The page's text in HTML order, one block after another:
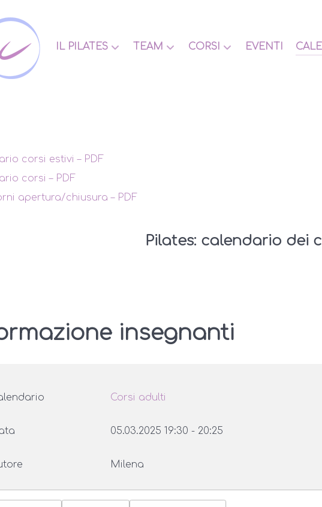
IL PILATES TEAM CORSI EVENTI
corsi estivi – PDF
corsi – PDF
apertura/chiusura – PDF
Pilates: calendario dei
insegnanti
Corsi adulti
05.03.2025 19:30 - 20:25
Milena